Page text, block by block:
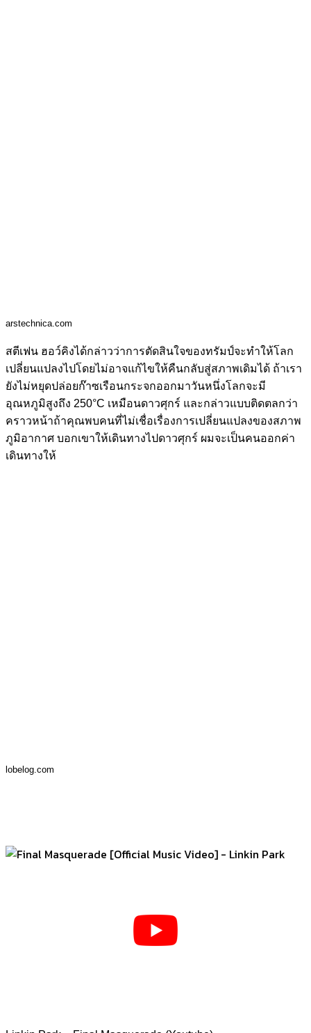
arstechnica.com
สตีเฟน ฮอว์คิงได้กล่าวว่าการตัดสินใจของทรัมป์จะทำให้โลก
เปลี่ยนแปลงไปโดยไม่อาจแก้ไขให้คืนกลับสู่สภาพเดิมได้ ถ้าเรา
ยังไม่หยุดปล่อยก๊าซเรือนกระจกออกมาวันหนึ่งโลกจะมี
อุณหภูมิสูงถึง 250°C เหมือนดาวศุกร์ และกล่าวแบบติดตลกว่า
คราวหน้าถ้าคุณพบคนที่ไม่เชื่อเรื่องการเปลี่ยนแปลงของสภาพ
ภูมิอากาศ บอกเขาให้เดินทางไปดาวศุกร์ ผมจะเป็นคนออกค่า
เดินทางให้
lobelog.com